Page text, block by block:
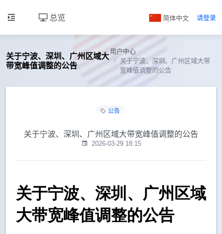
总览 简体中文 请登录
关于宁波、深圳、广州区域大
带宽峰值调整的公告
用户中心
关于宁波、深圳、广州区域大带
宽峰值调整的公告
公告
关于宁波、深圳、广州区域大带宽峰值调整的公告
2026-03-29 18:15